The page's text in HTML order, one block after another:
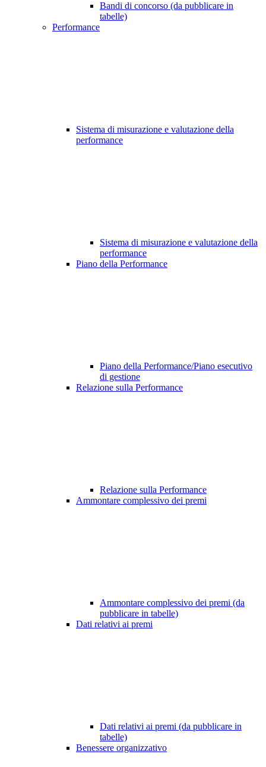
Bandi di concorso (da pubblicare in
tabelle)
Performance
Sistema di misurazione e valutazione della
performance
Sistema di misurazione e valutazione della
performance
Piano della Performance
Piano della Performance/Piano esecutivo
di gestione
Relazione sulla Performance
Relazione sulla Performance
Ammontare complessivo dei premi
Ammontare complessivo dei premi (da
pubblicare in tabelle)
Dati relativi ai premi
Dati relativi ai premi (da pubblicare in
tabelle)
Benessere organizzativo